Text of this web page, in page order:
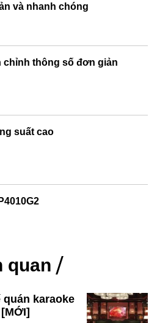
và nhanh chóng
chỉnh thông số đơn giản
suất cao
quan
quán karaoke